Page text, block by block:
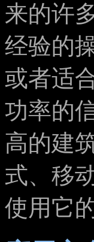
来的许
经验的
或者适
功率的
高的建
式、移
使用它